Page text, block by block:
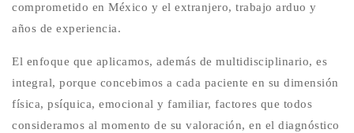
comprometido en México y el extranjero, trabajo arduo y
años de experiencia.
El enfoque que aplicamos, además de multidisciplinario, es
integral, porque concebimos a cada paciente en su dimensión
física, psíquica, emocional y familiar, factores que todos
consideramos al momento de su valoración, en el diagnóstico